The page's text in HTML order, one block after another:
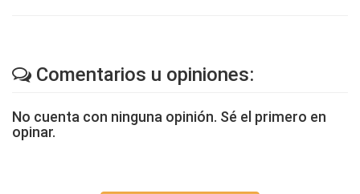
Comentarios u opiniones:
No cuenta con ninguna opinión. Sé el primero en
opinar.